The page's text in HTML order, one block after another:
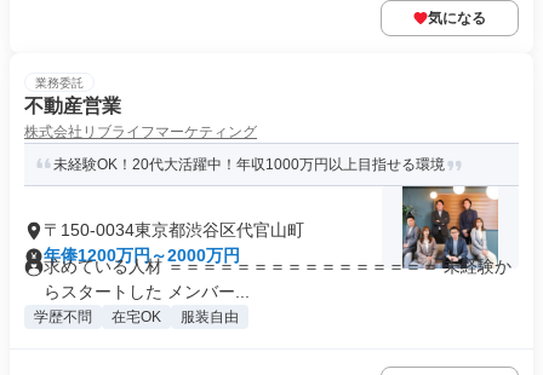
気になる
業務委託
不動産営業
株式会社リブライフマーケティング
未経験OK！20代大活躍中！年収1000万円以上目指せる環境
〒150-0034東京都渋谷区代官山町
年俸1200万円～2000万円
求めている人材 ＝＝＝＝＝＝＝＝＝＝＝＝＝＝＝＝ 未経験か
らスタートした メンバー...
学歴不問 在宅OK 服装自由